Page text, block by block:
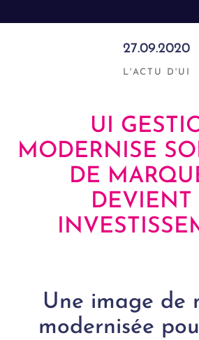
27.09.2020
L'ACTU D'UI
UI
MODERNISE
DE
DEVIENT
Une image de
modernisée